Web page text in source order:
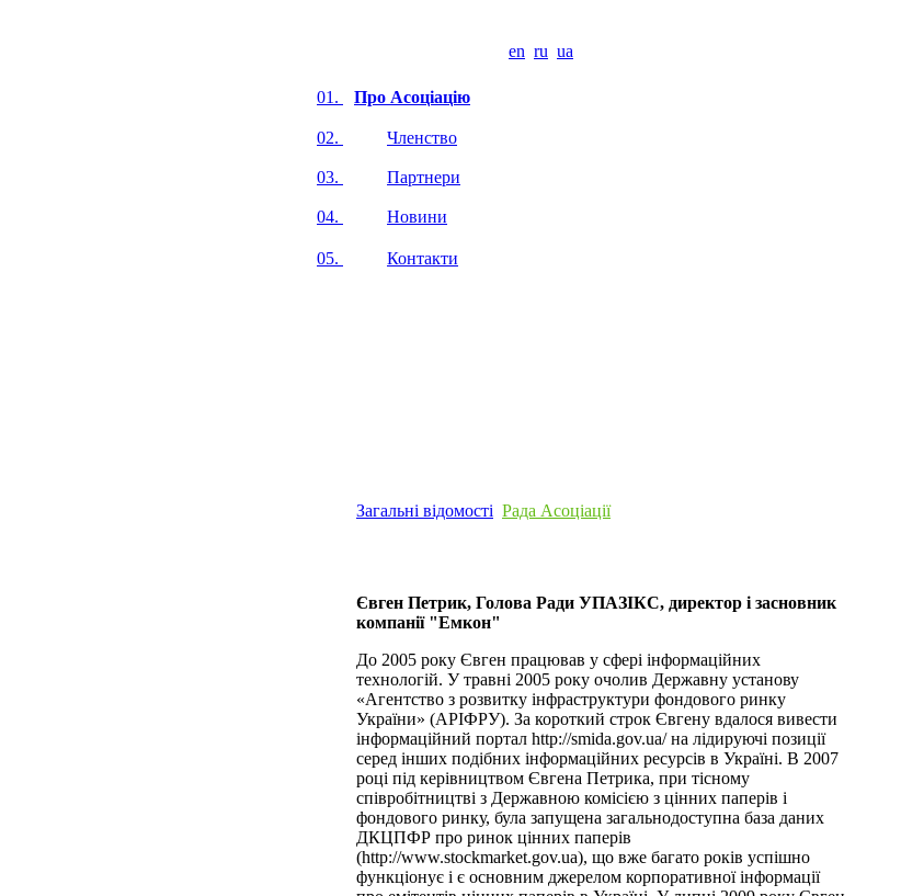
en ru ua
01. Про Асоціацію
02. Членство
03. Партнери
04. Новини
05. Контакти
Загальні відомості Рада Асоціації
Євген Петрик, Голова Ради УПАЗІКС, директор і засновник
компанії "Емкон"
До 2005 року Євген працював у сфері інформаційних
технологій. У травні 2005 року очолив Державну установу
«Агентство з розвитку інфраструктури фондового ринку
України» (АРІФРУ). За короткий строк Євгену вдалося вивести
інформаційний портал http://smida.gov.ua/ на лідируючі позиції
серед інших подібних інформаційних ресурсів в Україні. В 2007
році під керівництвом Євгена Петрика, при тісному
співробітництві з Державною комісією з цінних паперів і
фондового ринку, була запущена загальнодоступна база даних
ДКЦПФР про ринок цінних паперів
(http://www.stockmarket.gov.ua), що вже багато років успішно
функціонує і є основним джерелом корпоративної інформації